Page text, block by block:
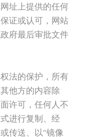
址上提供的任何
证或认可，网站
府最后审批文件
法的保护，所有
他方的内容除
许可，任何人不
进行复制、经
传送、以"镜像